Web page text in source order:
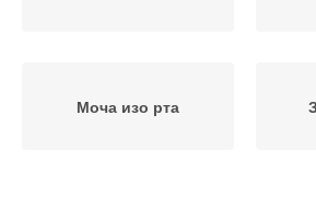
Моча изо рта